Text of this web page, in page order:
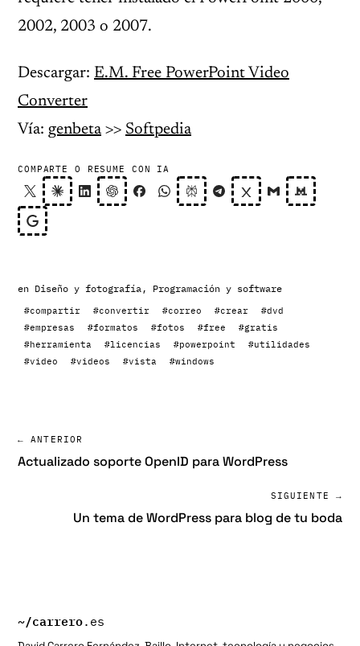
2002, 2003 o 2007.
Descargar: E.M. Free PowerPoint Video
Converter
Vía: genbeta >> Softpedia
COMPARTE O RESUME CON IA
en Diseño y fotografía, Programación y software
#compartir #convertir #correo #crear
#dvd
#empresas
#formatos #fotos #free
#gratis
#herramienta
#licencias #powerpoint
#utilidades
#video
#videos #vista #windows
← ANTERIOR
Actualizado soporte OpenID para WordPress
SIGUIENTE →
Un tema de WordPress para blog de tu boda
~/carrero.es